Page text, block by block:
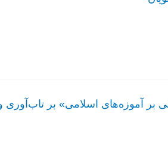
آموزه‌های اسلامی» بر تاب‌آوری و